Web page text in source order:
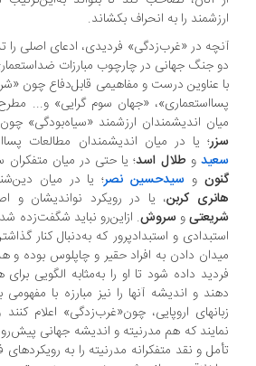
را به انحراف بکشاند.
در «غرب‌زدگی» فردیدی، ادعای اصلی را
عناوین درست و مفاهیمی قابل‌دفاع چون «شرق‏
«جهان ‏سوم‏ گرایی» و... مطرح شده
اندیشمندان ارزشمند «سیاه‏‌بودگی» چون
؛ یا در میان اندیشمندان مطالعات
وطلال اسد؛ یا حتی در میان متفکران
وسیدحسین نصر؛ یا در میان
کربن، یا در رویکرد نو‏اندیشان و
وسروش. ازاین‌رو نباید شگفت‏‌زده شد که
و استبداد‏پرور که به‌دنبال کنار گذاشتن
دادن به افراد حقیر و چاپلوس بوده و
داده شود تا او را به‌مثابه الگویی برای همه
و اندیشه آن‏ها را نیز مبارزه با مفهومی
اروپایی، چون«غرب‌زدگی» اعلام کنند و
که هم مدرنیته و اندیشه جهانی پیش‌رو، هم
و نقد متفکرانه مدرنیته را به رویکردهای